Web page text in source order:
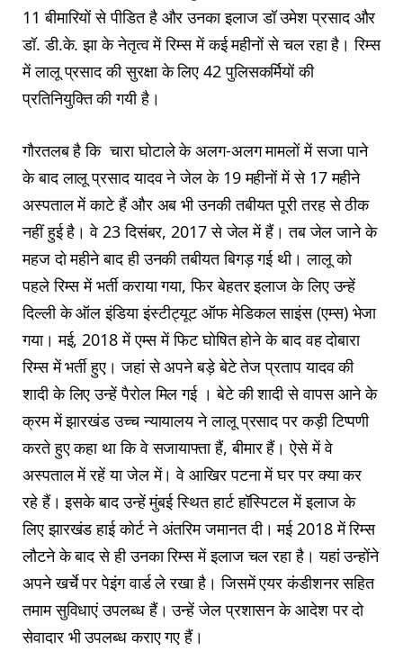
11 बीमारियों से पीडित है और उनका इलाज डॉ उमेश प्रसाद और
डॉ. डी.के. झा के नेतृत्व में रिम्स में कई महीनों से चल रहा है। रिम्स
में लालू प्रसाद की सुरक्षा के लिए 42 पुलिसकर्मियों की
प्रतिनियुक्ति की गयी है।
गौरतलब है कि चारा घोटाले के अलग-अलग मामलों में सजा पाने
के बाद लालू प्रसाद यादव ने जेल के 19 महीनों में से 17 महीने
अस्पताल में काटे हैं और अब भी उनकी तबीयत पूरी तरह से ठीक
नहीं हुई है। वे 23 दिसंबर, 2017 से जेल में हैं। तब जेल जाने के
महज दो महीने बाद ही उनकी तबीयत बिगड़ गई थी। लालू को
पहले रिम्स में भर्ती कराया गया, फिर बेहतर इलाज के लिए उन्‍हें
दिल्ली के ऑल इंडिया इंस्टीट्यूट ऑफ मेडिकल साइंस (एम्स) भेजा
गया। मई, 2018 में एम्स में फिट घोषित होने के बाद वह दोबारा
रिम्स में भर्ती हुए। जहां से अपने बड़े बेटे तेज प्रताप यादव की
शादी के लिए उन्‍हें पैरोल मिल गई । बेटे की शादी से वापस आने के
क्रम में झारखंड उच्‍च न्‍यायालय ने लालू प्रसाद पर कड़ी टिप्‍पणी
करते हुए कहा था कि वे सजायाफ्ता हैं, बीमार हैं। ऐसे में वे
अस्‍पताल में रहें या जेल में। वे आखिर पटना में घर पर क्‍या कर
रहे हैं। इसके बाद उन्‍हें मुंबई स्थित हार्ट हॉस्पिटल में इलाज के
लिए झारखंड हाई कोर्ट ने अंतरिम जमानत दी। मई 2018 में रिम्स
लौटने के बाद से ही उनका रिम्‍स में इलाज चल रहा है। यहां उन्‍होंने
अपने खर्चे पर पेइंग वार्ड ले रखा है। जिसमें एयर कंडीशनर सहित
तमाम सुविधाएं उपलब्ध हैं। उन्‍हें जेल प्रशासन के आदेश पर दो
सेवादार भी उपलब्‍ध कराए गए हैं।